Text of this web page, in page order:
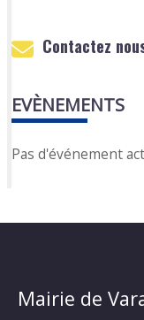
Contactez
EVÈNEMENTS
Pas d'événement
Mairie de